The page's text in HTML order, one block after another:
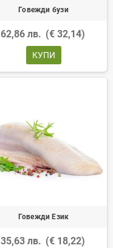
Говежди бузи
62,86 лв. (€ 32,14)
КУПИ
Говежди Език
35,63 лв. (€ 18,22)